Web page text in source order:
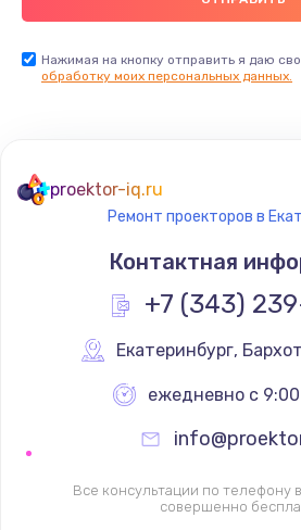
Нажимая на кнопку отправить я даю
обработку моих персональных данных.
proektor-iq.ru
Ремонт проекторов в
Контактная
+7 (343)
Екатеринбург,
ежедневно с
Все консультации по телефону
совершенно